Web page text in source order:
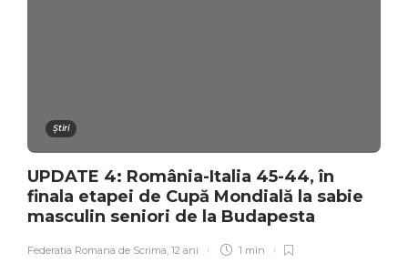
Știri
UPDATE 4: România-Italia 45-44, în
finala etapei de Cupă Mondială la sabie
masculin seniori de la Budapesta
Federatia Romana de Scrima, 12 ani 1 min